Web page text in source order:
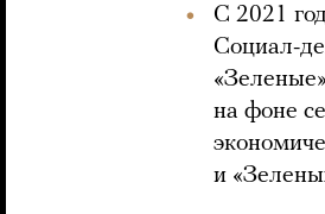
С 2021
Социал-
на фоне
и